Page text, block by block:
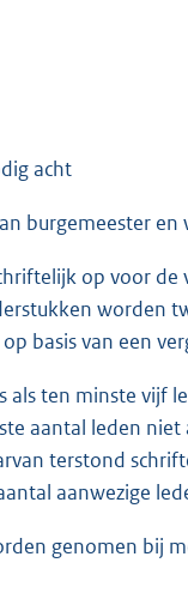
acht
burgemeester en
op voor
worden
basis van een
als ten minste
aantal leden
terstond
aanwezige
genomen bij